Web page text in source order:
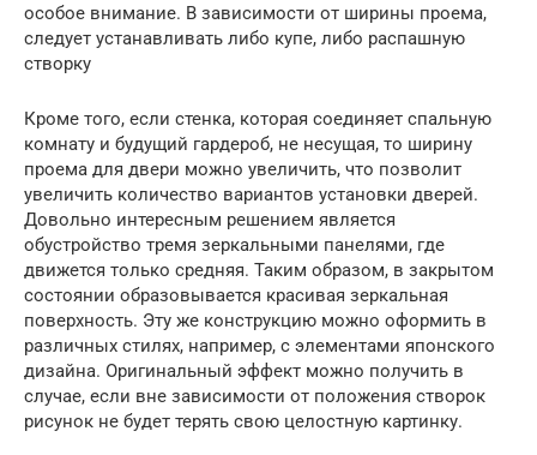
особое внимание. В зависимости от ширины проема,
следует устанавливать либо купе, либо распашную
створку
Кроме того, если стенка, которая соединяет спальную
комнату и будущий гардероб, не несущая, то ширину
проема для двери можно увеличить, что позволит
увеличить количество вариантов установки дверей.
Довольно интересным решением является
обустройство тремя зеркальными панелями, где
движется только средняя. Таким образом, в закрытом
состоянии образовывается красивая зеркальная
поверхность. Эту же конструкцию можно оформить в
различных стилях, например, с элементами японского
дизайна. Оригинальный эффект можно получить в
случае, если вне зависимости от положения створок
рисунок не будет терять свою целостную картинку.